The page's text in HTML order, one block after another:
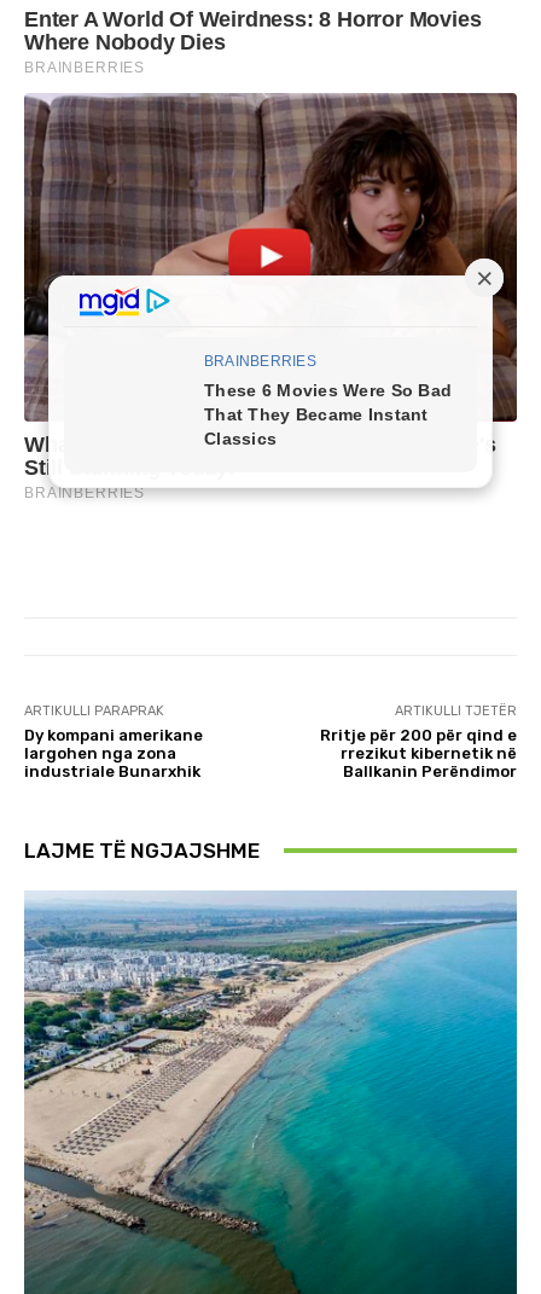
ARTIKULLI PARAPRAK
Dy kompani amerikane
largohen nga zona
industriale Bunarxhik
ARTIKULLI TJETËR
Rritje për 200 për qind e
rrezikut kibernetik në
Ballkanin Perëndimor
LAJME TË NGJAJSHME